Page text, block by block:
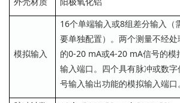
模拟输入
16个单端输入或8组差分输入（
要单独配置）。两个测量不经处
的0-20 mA或4-20 mA信号的模
输入端口。四个具有脉冲或数字
号输入输出功能的模拟输入端口。